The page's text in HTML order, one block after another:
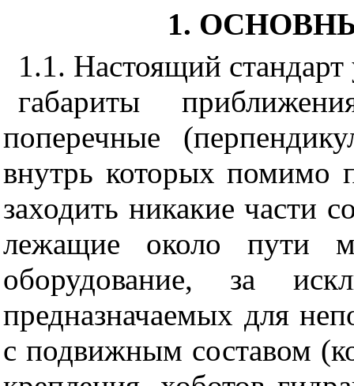
1.
1.1. Настоящий стандарт
габариты
поперечные
внутрь которых помимо
заходить никакие части
лежащие около пути
оборудование, за
предназначаемых для
с подвижным составом